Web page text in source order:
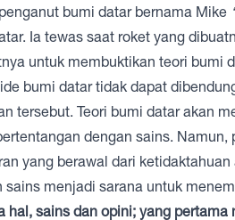
bumi datar bernama Mike
Ia tewas saat roket yang
untuk membuktikan teori bumi
bumi datar tidak dapat
tersebut. Teori bumi datar akan
dengan sains.
yang berawal dari
sains menjadi sarana untuk
hal, sains dan opini; yang